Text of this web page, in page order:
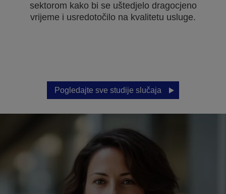
sektorom kako bi se uštedjelo dragocjeno
vrijeme i usredotočilo na kvalitetu usluge.
Pogledajte sve studije slučaja